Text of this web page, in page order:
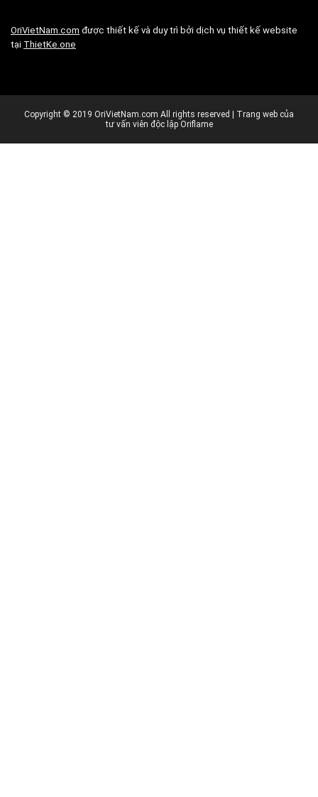
OriVietNam.com được thiết kế và duy trì bởi dịch vụ thiết kế website
tại ThietKe.one
Copyright © 2019 OriVietNam.com All rights reserved | Trang web của
tư vấn viên độc lập Oriflame